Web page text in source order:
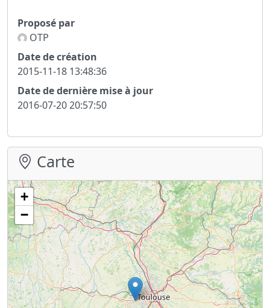
Proposé par
OTP
Date de création
2015-11-18 13:48:36
Date de dernière mise à jour
2016-07-20 20:57:50
Carte
+
−